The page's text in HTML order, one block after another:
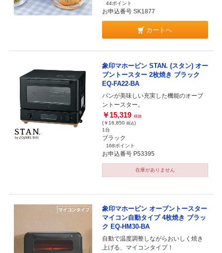
44ポイント
お申込番号 SK1877
カートへ
象印マホービン STAN. (スタン) オー
ブントースター 2枚焼き ブラック
EQ-FA22-BA
パンが美味しい充実した機能のオーブ
ントースター。
￥15,319 税抜
(￥16,850 税込)
1台
ブラック
168ポイント
お申込番号 P53395
在庫がありません
象印マホービン オーブントースター
マイコン自動タイプ 4枚焼き ブラッ
ク EQ-HM30-BA
自動で温度調整しながらおいしく焼き
上げる、マイコンタイプ！